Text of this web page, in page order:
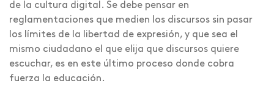
de la cultura digital. Se debe pensar en
reglamentaciones que medien los discursos sin pasar
los límites de la libertad de expresión, y que sea el
mismo ciudadano el que elija que discursos quiere
escuchar, es en este último proceso donde cobra
fuerza la educación.